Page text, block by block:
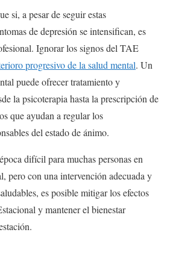
si, a pesar de seguir estas
de depresión se intensifican, es
Ignorar los signos del TAE
progresivo de la salud mental. Un
puede ofrecer tratamiento y
la psicoterapia hasta la prescripción de
que ayudan a regular los
del estado de ánimo.
difícil para muchas personas en
pero con una intervención adecuada y
es posible mitigar los efectos
y mantener el bienestar